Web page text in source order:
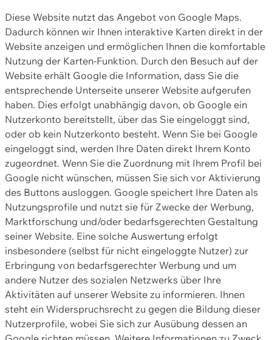
Diese Website nutzt das Angebot von Google Maps.
Dadurch können wir Ihnen interaktive Karten direkt in der
Website anzeigen und ermöglichen Ihnen die komfortable
Nutzung der Karten-Funktion. Durch den Besuch auf der
Website erhält Google die Information, dass Sie die
entsprechende Unterseite unserer Website aufgerufen
haben. Dies erfolgt unabhängig davon, ob Google ein
Nutzerkonto bereitstellt, über das Sie eingeloggt sind,
oder ob kein Nutzerkonto besteht. Wenn Sie bei Google
eingeloggt sind, werden Ihre Daten direkt Ihrem Konto
zugeordnet. Wenn Sie die Zuordnung mit Ihrem Profil bei
Google nicht wünschen, müssen Sie sich vor Aktivierung
des Buttons ausloggen. Google speichert Ihre Daten als
Nutzungsprofile und nutzt sie für Zwecke der Werbung,
Marktforschung und/oder bedarfsgerechten Gestaltung
seiner Website. Eine solche Auswertung erfolgt
insbesondere (selbst für nicht eingeloggte Nutzer) zur
Erbringung von bedarfsgerechter Werbung und um
andere Nutzer des sozialen Netzwerks über Ihre
Aktivitäten auf unserer Website zu informieren. Ihnen
steht ein Widerspruchsrecht zu gegen die Bildung dieser
Nutzerprofile, wobei Sie sich zur Ausübung dessen an